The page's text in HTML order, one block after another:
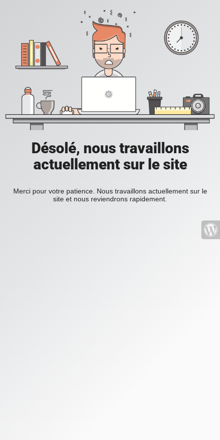
Désolé, nous travaillons
actuellement sur le site
Merci pour votre patience. Nous travaillons actuellement sur le
site et nous reviendrons rapidement.